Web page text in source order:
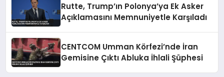
Rutte, Trump’ın Polonya’ya Ek Asker
Açıklamasını Memnuniyetle Karşıladı
CENTCOM Umman Körfezi’nde İran
Gemisine Çıktı Abluka İhlali Şüphesi